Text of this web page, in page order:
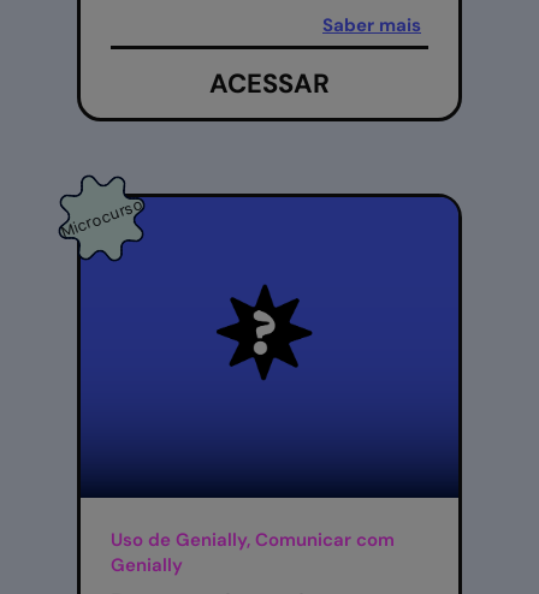
Saber mais
ACESSAR
Microcurso
Uso de Genially, Comunicar com
Genially